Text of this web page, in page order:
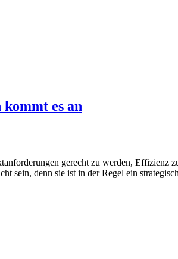
es an
gerecht zu werden, Effizienz
sein, denn sie ist in der Regel ein